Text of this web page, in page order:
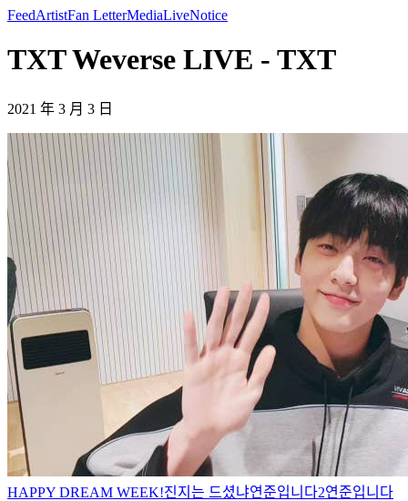
FeedArtistFan LetterMediaLiveNotice
TXT Weverse LIVE - TXT
2021 年 3 月 3 日
HAPPY DREAM WEEK!진지는 드셨냐연준입니다2연준입니다